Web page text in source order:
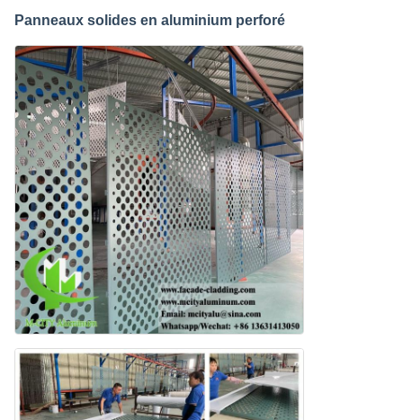
Panneaux solides en aluminium perforé